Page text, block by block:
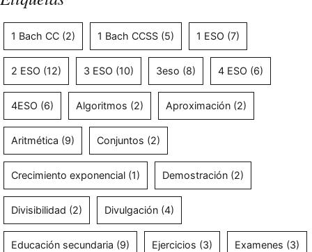
1 Bach CC (2) 1 Bach CCSS (5) 1 ESO (7)
2 ESO (12) 3 ESO (10) 3eso (8) 4 ESO (6)
4ESO (6) Algoritmos (2) Aproximación (2)
Aritmética (9) Conjuntos (2)
Crecimiento exponencial (1) Demostración (2)
Divisibilidad (2) Divulgación (4)
Educación secundaria (9) Ejercicios (3) Examenes (3)